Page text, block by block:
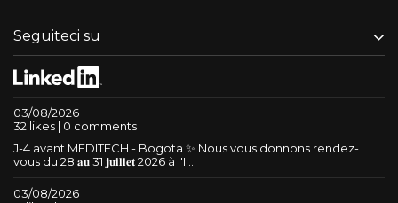
Seguiteci su
03/08/2026
32 likes | 0 comments
J-4 avant MEDITECH - Bogota ✨ Nous vous donnons rendez-
vous du 28 𝐚𝐮 31 𝐣𝐮𝐢𝐥𝐥𝐞𝐭 2026 à l'I...
03/08/2026